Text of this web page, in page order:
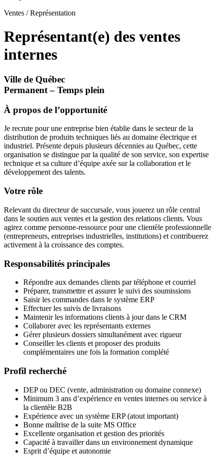
Ventes / Représentation
Représentant(e) des ventes
internes
Ville de Québec
Permanent – Temps plein
À propos de l’opportunité
Je recrute pour une entreprise bien établie dans le secteur de la
distribution de produits techniques liés au domaine électrique et
industriel. Présente depuis plusieurs décennies au Québec, cette
organisation se distingue par la qualité de son service, son expertise
technique et sa culture d’équipe axée sur la collaboration et le
développement des talents.
Votre rôle
Relevant du directeur de succursale, vous jouerez un rôle central
dans le soutien aux ventes et la gestion des relations clients. Vous
agirez comme personne-ressource pour une clientèle professionnelle
(entrepreneurs, entreprises industrielles, institutions) et contribuerez
activement à la croissance des comptes.
Responsabilités principales
Répondre aux demandes clients par téléphone et courriel
Préparer, transmettre et assurer le suivi des soumissions
Saisir les commandes dans le système ERP
Effectuer les suivis de livraisons
Maintenir les informations clients à jour dans le CRM
Collaborer avec les représentants externes
Gérer plusieurs dossiers simultanément avec rigueur​
Conseiller les clients et proposer des produits
complémentaires une fois la formation complété
Profil recherché
DEP ou DEC (vente, administration ou domaine connexe)
Minimum 3 ans d’expérience en ventes internes ou service à
la clientèle B2B
Expérience avec un système ERP (atout important)
Bonne maîtrise de la suite MS Office
Excellente organisation et gestion des priorités
Capacité à travailler dans un environnement dynamique
Esprit d’équipe et autonomie